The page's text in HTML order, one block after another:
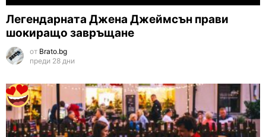
Легендарната Джена Джеймсън прави
шокиращо завръщане
от Brato.bg
преди 28 дни